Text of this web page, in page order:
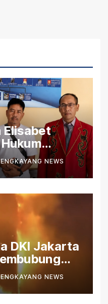
Elisabet
Persoalan
NEWS
DKI Jakarta
GedungNEWS